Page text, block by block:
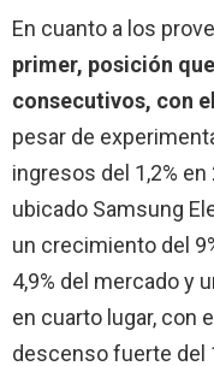
En cuanto a los
primer, posición
consecutivos, con
pesar de
ingresos del 1,2%
ubicado Samsung
un crecimiento del
4,9% del mercado y
en cuarto lugar, con
descenso fuerte del